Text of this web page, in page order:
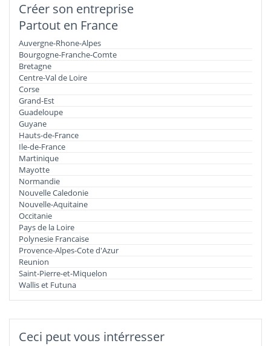
Créer son entreprise
Partout en France
Auvergne-Rhone-Alpes
Bourgogne-Franche-Comte
Bretagne
Centre-Val de Loire
Corse
Grand-Est
Guadeloupe
Guyane
Hauts-de-France
Ile-de-France
Martinique
Mayotte
Normandie
Nouvelle Caledonie
Nouvelle-Aquitaine
Occitanie
Pays de la Loire
Polynesie Francaise
Provence-Alpes-Cote d'Azur
Reunion
Saint-Pierre-et-Miquelon
Wallis et Futuna
Ceci peut vous intérresser